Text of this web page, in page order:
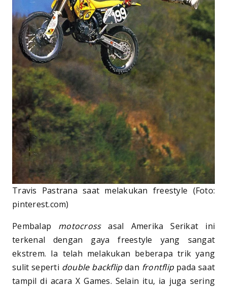
Travis Pastrana saat melakukan freestyle (Foto:
pinterest.com)
Pembalap motocrossasal Amerika Serikat ini
terkenal dengan gaya freestyle yang sangat
ekstrem. Ia telah melakukan beberapa trik yang
sulit seperti double backflipdan frontflippada saat
tampil di acara X Games. Selain itu, ia juga sering